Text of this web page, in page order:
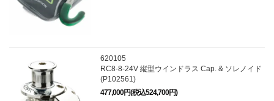
620105
RC8-8-24V 縦型ウインドラス Cap. & ソレノイド
(P102561)
477,000円(税込524,700円)